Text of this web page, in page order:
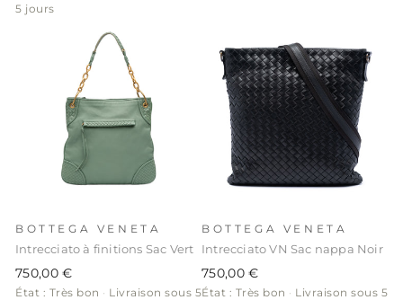
5 jours
BOTTEGA VENETA
Intrecciato à finitions Sac Vert
750,00 €
État : Très bon · Livraison sous 5
BOTTEGA VENETA
Intrecciato VN Sac nappa Noir
750,00 €
État : Très bon · Livraison sous 5